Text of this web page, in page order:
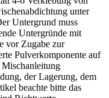
unter
Untergrund muss
Untergründe mit
vor Zugabe zur
Pulverkomponente auf
Mischanleitung
der Lagerung, dem
beachte bitte das